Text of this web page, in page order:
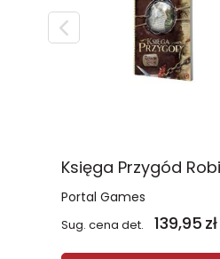
Portal Games
Sug. cena det. 139,95 zł